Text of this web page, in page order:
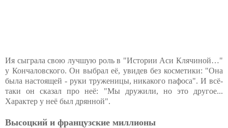
Ия сыграла свою лучшую роль в "Истории Аси Клячиной…"
у Кончаловского. Он выбрал её, увидев без косметики: "Она
была настоящей - руки труженицы, никакого пафоса". И всё-
таки он сказал про неё: "Мы дружили, но это другое...
Характер у неё был дрянной".
Высоцкий и французские миллионы